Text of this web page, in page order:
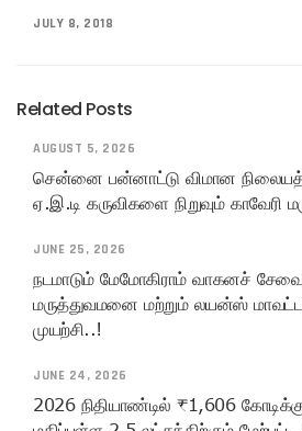
JULY 8, 2018
Related Posts
AUGUST 5, 2026
சென்னை பன்னாட்டு விமான
ஏ.இ.டி கருவிகளை நிறுவும் காவேரி
JUNE 25, 2026
நடமாடும் மேமோகிராம் வாகனச்
மருத்துவமனை மற்றும் லயன்ஸ்
முயற்சி..!
JUNE 24, 2026
2026 நிதியாண்டில் ₹1,606